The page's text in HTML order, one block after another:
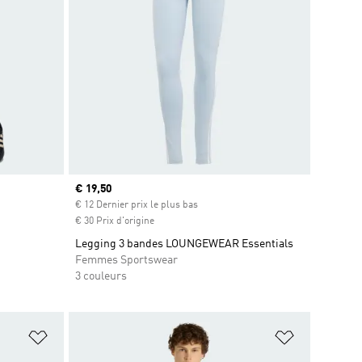
Prix actuel
€ 19,50
€ 12 Dernier prix le plus bas
€ 30 Prix d'origine
Legging 3 bandes LOUNGEWEAR Essentials
Femmes Sportswear
3 couleurs
Ajouter à la Liste de produits favoris